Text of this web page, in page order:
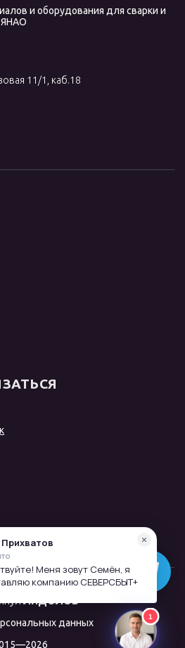
и оборудования для сварки и
ЯНАО
11/1, каб.18
ЛИДОЛОВ
данных